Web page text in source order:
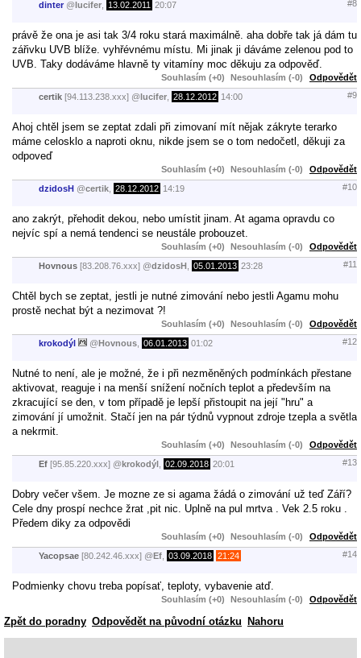
dinter @lucifer 13.02.2011 20:07 #8
právě že ona je asi tak 3/4 roku stará maximálně. aha dobře tak já dám tu
zářivku UVB blíže. vyhřévnému místu. Mi jinak ji dáváme zelenou pod to
UVB. Taky dodáváme hlavně ty vitamíny moc děkuju za odpověď.
Souhlasím (+0) Nesouhlasím (-0) Odpovědět
certik [94.113.238.xxx] @lucifer 28.12.2012 14:00 #9
Ahoj chtěl jsem se zeptat zdali při zimovaní mít nějak zákryte terarko
máme celosklo a naproti oknu, nikde jsem se o tom nedočetl, děkuji za
odpoveď
Souhlasím (+0) Nesouhlasím (-0) Odpovědět
dzidosH @certik 28.12.2012 14:19 #10
ano zakrýt, přehodit dekou, nebo umístit jinam. At agama opravdu co
nejvíc spí a nemá tendenci se neustále probouzet.
Souhlasím (+0) Nesouhlasím (-0) Odpovědět
Hovnous [83.208.76.xxx] @dzidosH 05.01.2013 23:28 #11
Chtěl bych se zeptat, jestli je nutné zimování nebo jestli Agamu mohu
prostě nechat být a nezimovat ?!
Souhlasím (+0) Nesouhlasím (-0) Odpovědět
krokodýl @Hovnous 06.01.2013 01:02 #12
Nutné to není, ale je možné, že i při nezměněných podmínkách přestane
aktivovat, reaguje i na menší snížení nočních teplot a především na
zkracující se den, v tom případě je lepší přistoupit na její "hru" a
zimování jí umožnit. Stačí jen na pár týdnů vypnout zdroje tzepla a světla
a nekrmit.
Souhlasím (+0) Nesouhlasím (-0) Odpovědět
Ef [95.85.220.xxx] @krokodýl 02.09.2018 20:01 #13
Dobry večer všem. Je mozne ze si agama žádá o zimování už teď Září?
Cele dny prospí nechce žrat ,pit nic. Uplně na pul mrtva . Vek 2.5 roku .
Předem diky za odpovědi
Souhlasím (+0) Nesouhlasím (-0) Odpovědět
Yacopsae [80.242.46.xxx] @Ef 03.09.2018 21:24 #14
Podmienky chovu treba popísať, teploty, vybavenie atď.
Souhlasím (+0) Nesouhlasím (-0) Odpovědět
Zpět do poradny Odpovědět na původní otázku Nahoru